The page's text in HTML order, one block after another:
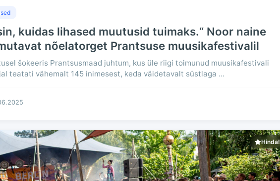
kuidas lihased muutusid tuimaks.“ Noor naine
nõelatorget Prantsuse muusikafestivalil
šokeeris Prantsusmaad juhtum, kus üle riigi toimunud muusikafestivali
teatati vähemalt 145 inimesest, keda väidetavalt süstlaga ...
Hinda!